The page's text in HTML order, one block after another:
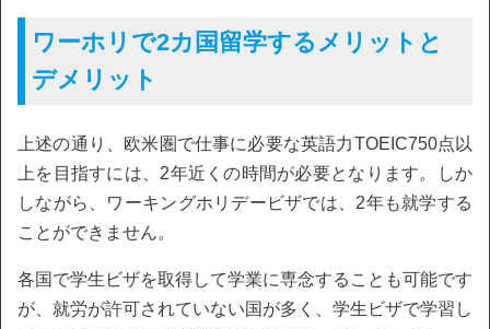
ワーホリで2カ国留学するメリットと
デメリット
上述の通り、欧米圏で仕事に必要な英語力TOEIC750点以
上を目指すには、2年近くの時間が必要となります。しか
しながら、ワーキングホリデービザでは、2年も就学する
ことができません。
各国で学生ビザを取得して学業に専念することも可能です
が、就労が許可されていない国が多く、学生ビザで学習し